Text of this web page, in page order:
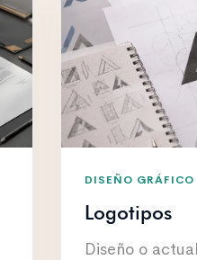
DISEÑO GRÁFICO
Logotipos
Diseño o